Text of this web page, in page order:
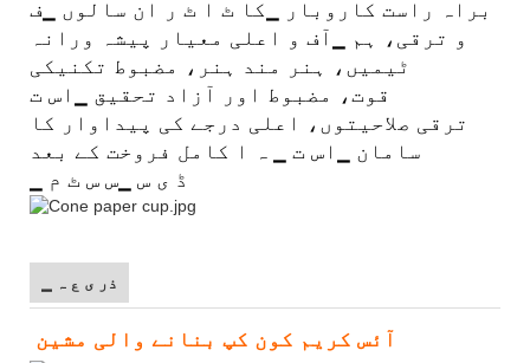
براہ راست کاروبار ▁کا ٹ ا ٹ ر ان سالوں ▁ف
و ترقی، ہم ▁آف و اعلی معیار پیشہ ورانہ
ٹیمیں، ہنر مند ہنر، مضبوط تکنیکی
قوت، مضبوط اور آزاد تحقیق ▁اس ت
ترقی صلاحیتوں، اعلی درجے کی پیداوار کا
سامان ▁اس ت ▁ ہ ا کامل فروخت کے بعد
▁ ڈ ی س ▁س س ٹ م
▁ ذر ی ع ہ
آئس کریم کون کپ بنانے والی مشین